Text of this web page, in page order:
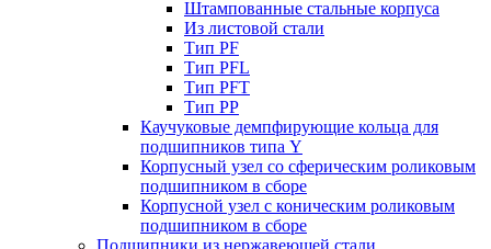
Штампованные стальные корпуса
Из листовой стали
Тип PF
Тип PFL
Тип PFT
Тип PP
Каучуковые демпфирующие кольца для
подшипников типа Y
Корпусный узел со сферическим роликовым
подшипником в сборе
Корпусной узел с коническим роликовым
подшипником в сборе
Подшипники из нержавеющей стали